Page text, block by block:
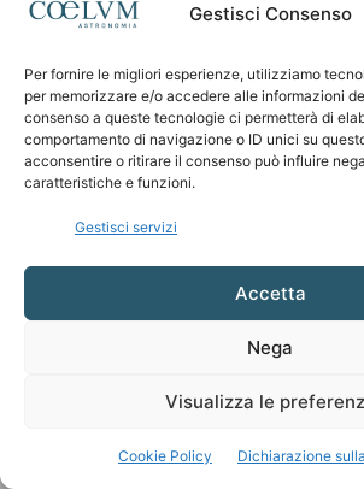
Gestisci Consenso
Per fornire le migliori esperienze, utilizziamo
per memorizzare e/o accedere alle informazioni
consenso a queste tecnologie ci permetterà di
comportamento di navigazione o ID unici su
acconsentire o ritirare il consenso può influire
caratteristiche e funzioni.
Gestisci servizi
Accetta
Nega
Visualizza le
Cookie Policy Dichiarazione